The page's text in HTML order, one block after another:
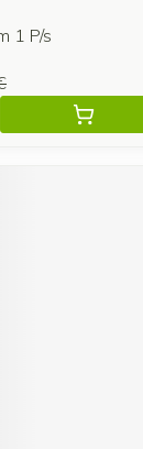
1 P/s